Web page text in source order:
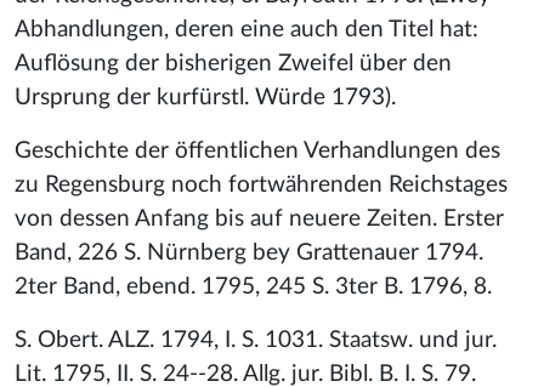
Abhandlungen, deren eine auch den Titel hat:
Auflösung der bisherigen Zweifel über den
Ursprung der kurfürstl. Würde 1793).
Geschichte der öffentlichen Verhandlungen des
zu Regensburg noch fortwährenden Reichstages
von dessen Anfang bis auf neuere Zeiten. Erster
Band, 226 S. Nürnberg bey Grattenauer 1794.
2ter Band, ebend. 1795, 245 S. 3ter B. 1796, 8.
S. Obert. ALZ. 1794, I. S. 1031. Staatsw. und jur.
Lit. 1795, II. S. 24--28. Allg. jur. Bibl. B. I. S. 79.